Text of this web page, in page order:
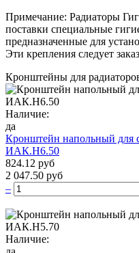
Примечание: Радиаторы
поставки специальные
предназначенные для
Эти крепления следует
Кронштейны для
Наличие:
да
Кронштейн напольный для
ИАК.Н6.50
824.12 руб
2 047.50 руб
–
Наличие: